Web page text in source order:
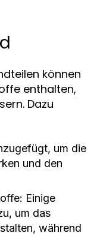
können
enthalten,
Dazu
um die
und den
Einige
um das
während